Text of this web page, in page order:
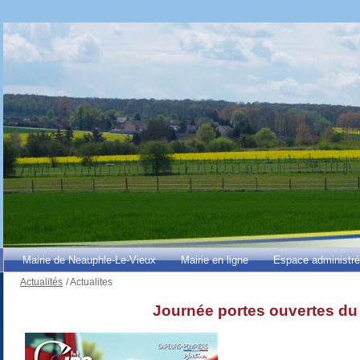
Mairie de Neauphle-Le-Vieux Mairie en ligne Espace
Actualités /Actualites
Journée portes ouvertes